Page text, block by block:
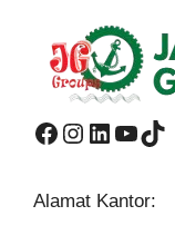
Facebook
Instagram
LinkedIn
Alamat Kantor: